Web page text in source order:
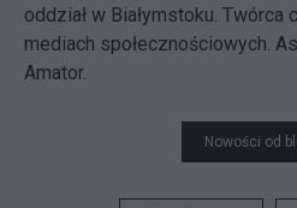
oddział w Białymstoku. Twórca
mediach społecznościowych.
Amator.
Nowości od